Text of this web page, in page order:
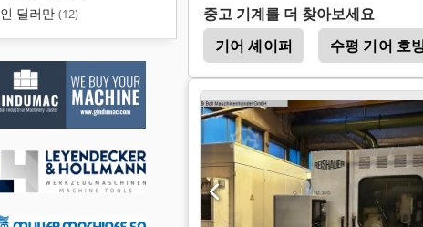
딜러만 (12)
중고 기계를 더 찾아보세요
기어 셰이퍼
수평 기어 호
Rz 150 외부 계단